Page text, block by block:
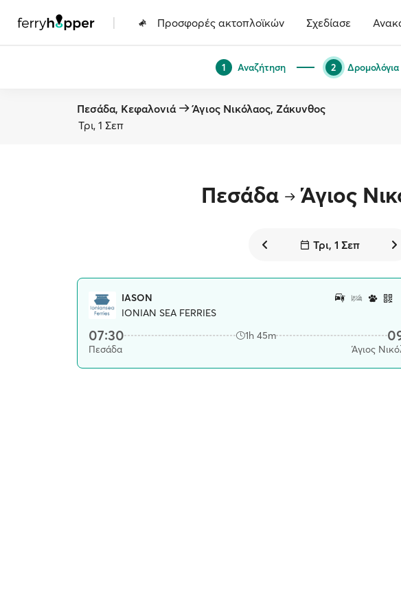
| Προσφορές ακτοπλοϊκών Σχεδίασε
1 Αναζήτηση 2 Δρομολόγια
Πεσάδα, Κεφαλονιά
Άγιος Νικόλαος, Ζάκυνθος
Τρι, 1 Σεπ
Πεσάδα Άγιος
Τρι, 1 Σεπ
IASON
IONIAN SEA FERRIES
07:30 1h 45m
Πεσάδα Άγιος